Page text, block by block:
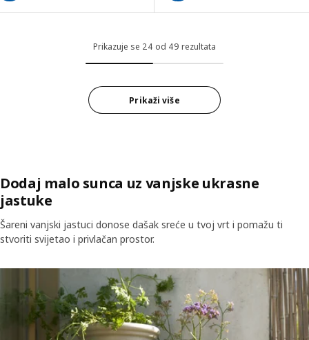
Prikazuje se 24 od 49 rezultata
Prikaži više
Dodaj malo sunca uz vanjske ukrasne
jastuke
Šareni vanjski jastuci donose dašak sreće u tvoj vrt i pomažu ti
stvoriti svijetao i privlačan prostor.